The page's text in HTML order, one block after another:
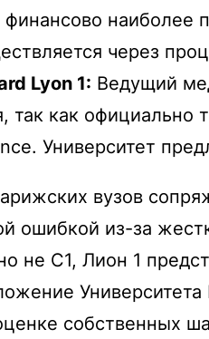
наиболее
через
Lyon 1: Ведущий
так как официально
Университет
вузов
ошибкой из-за
не C1, Лион 1
собственных